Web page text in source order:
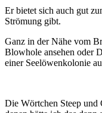
Er bietet sich auch gut
Strömung gibt.
Ganz in der Nähe vom
Blowhole ansehen oder
einer Seelöwenkolonie
Die Wörtchen Steep